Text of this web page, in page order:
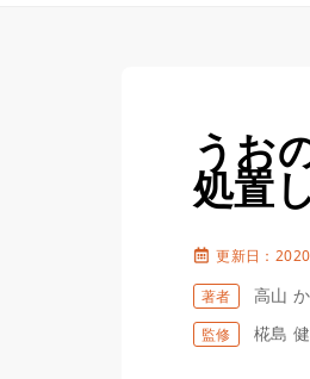
うお
処置
更新日：
著者
高山
監修 椛島